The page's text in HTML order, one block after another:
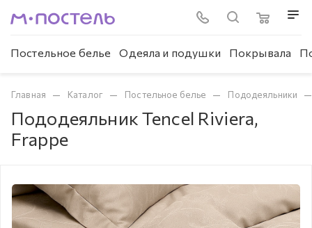
Постельное белье Одеяла и подушки Покрывала
Главная — Каталог — Постельное белье — Пододеяльники —
Пододеяльник Tencel Riviera,
Frappe